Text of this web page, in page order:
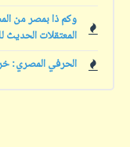
وكم ذا بمصر من
المعتقلات الحديث
الحرفي المصري: